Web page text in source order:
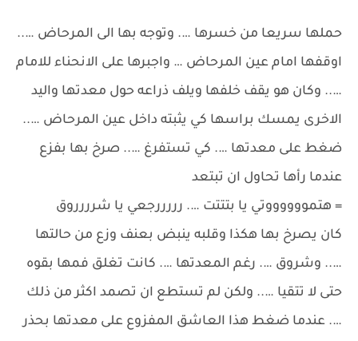
حملها سريعا من خسرها …. وتوجه بها الى المرحاض …..
اوقفها امام عين المرحاض … واجبرها على الانحناء للامام
….. وكان هو يقف خلفها ويلف ذراعه حول معدتها واليد
الاخرى يمسك براسها كي يثبته داخل عين المرحاض …..
ضغط على معدتها …. كي تستفرغ ….. صرخ بها بفزع
عندما رأها تحاول ان تبتعد
= هتمووووووتي يا بتتتت …. رررررجعي يا شرررروق
كان يصرخ بها هكذا وقلبه ينبض بعنف وزع من حالتها
….. وشروق …. رغم المعدتها …. كانت تغلق فمها بقوه
حتى لا تتقيا ….. ولكن لم تستطع ان تصمد اكثر من ذلك
…. عندما ضغط هذا العاشق المفزوع على معدتها بحذر